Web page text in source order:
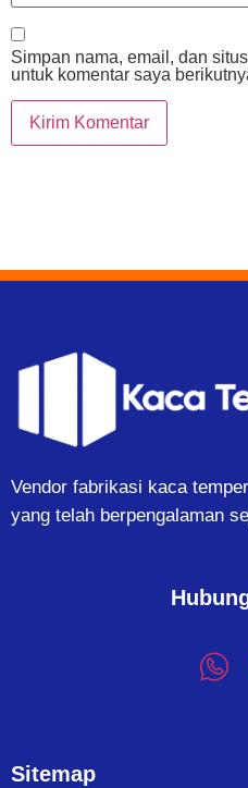
Simpan nama, email, dan
untuk komentar saya
Vendor fabrikasi kaca
yang telah berpengalaman
Sitemap